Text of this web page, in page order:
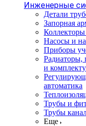
Инженерные
Детали
Запорная
Насосы и
Приборы
Радиаторы,
и
автоматика
Трубы и
Трубы
Еще